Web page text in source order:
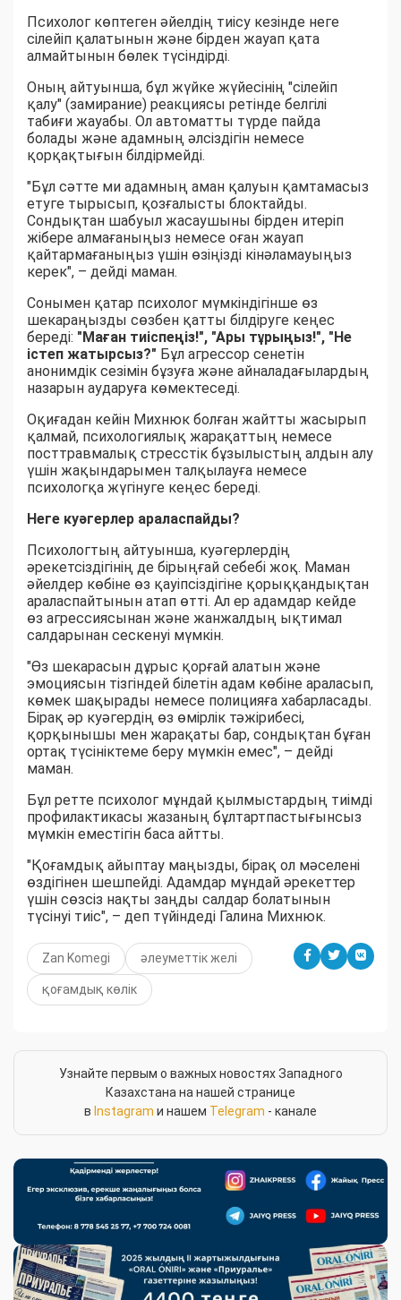
Психолог көптеген әйелдің тиісу кезінде неге
сілейіп қалатынын және бірден жауап қата
алмайтынын бөлек түсіндірді.
Оның айтуынша, бұл жүйке жүйесінің "сілейіп
қалу" (замирание) реакциясы ретінде белгілі
табиғи жауабы. Ол автоматты түрде пайда
болады және адамның әлсіздігін немесе
қорқақтығын білдірмейді.
"Бұл сәтте ми адамның аман қалуын қамтамасыз
етуге тырысып, қозғалысты блоктайды.
Сондықтан шабуыл жасаушыны бірден итеріп
жібере алмағаныңыз немесе оған жауап
қайтармағаныңыз үшін өзіңізді кінәламауыңыз
керек", – дейді маман.
Сонымен қатар психолог мүмкіндігінше өз
шекараңызды сөзбен қатты білдіруге кеңес
береді: "Маған тиіспеңіз!", "Ары тұрыңыз!", "Не
істеп жатырсыз?" Бұл агрессор сенетін
анонимдік сезімін бұзуға және айналадағылардың
назарын аударуға көмектеседі.
Оқиғадан кейін Михнюк болған жайтты жасырып
қалмай, психологиялық жарақаттың немесе
посттравмалық стресстік бұзылыстың алдын алу
үшін жақындарымен талқылауға немесе
психологқа жүгінуге кеңес береді.
Неге куәгерлер араласпайды?
Психологтың айтуынша, куәгерлердің
әрекетсіздігінің де бірыңғай себебі жоқ. Маман
әйелдер көбіне өз қауіпсіздігіне қорыққандықтан
араласпайтынын атап өтті. Ал ер адамдар кейде
өз агрессиясынан және жанжалдың ықтимал
салдарынан сескенуі мүмкін.
"Өз шекарасын дұрыс қорғай алатын және
эмоциясын тізгіндей білетін адам көбіне араласып,
көмек шақырады немесе полицияға хабарласады.
Бірақ әр куәгердің өз өмірлік тәжірибесі,
қорқынышы мен жарақаты бар, сондықтан бұған
ортақ түсініктеме беру мүмкін емес", – дейді
маман.
Бұл ретте психолог мұндай қылмыстардың тиімді
профилактикасы жазаның бұлтартпастығынсыз
мүмкін еместігін баса айтты.
"Қоғамдық айыптау маңызды, бірақ ол мәселені
өздігінен шешпейді. Адамдар мұндай әрекеттер
үшін сөзсіз нақты заңды салдар болатынын
түсінуі тиіс", – деп түйіндеді Галина Михнюк.
Zan Komegi әлеуметтік желі
қоғамдық көлік
Узнайте первым о важных новостях Западного
Казахстана на нашей странице
в Instagram и нашем Telegram - канале